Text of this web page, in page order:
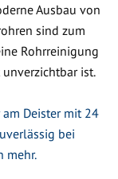
Ausbau von
sind zum
Rohrreinigung
ist.
Deister mit 24
bei
mehr.